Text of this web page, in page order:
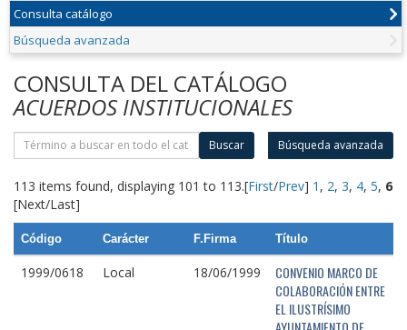
Consulta catálogo
Búsqueda avanzada
CONSULTA DEL CATÁLOGO
ACUERDOS INSTITUCIONALES
Buscar Búsqueda avanzada
113 items found, displaying 101 to 113.[First/Prev] 1 , 2, 3, 4, 5, 6
[Next/Last]
Código Carácter F.Firma Título
1999/0618 Local 18/06/1999
CONVENIO MARCO DE
COLABORACIÓN ENTRE
EL ILUSTRÍSIMO